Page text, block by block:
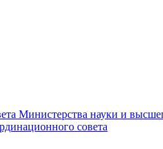
Министерства науки и
совета